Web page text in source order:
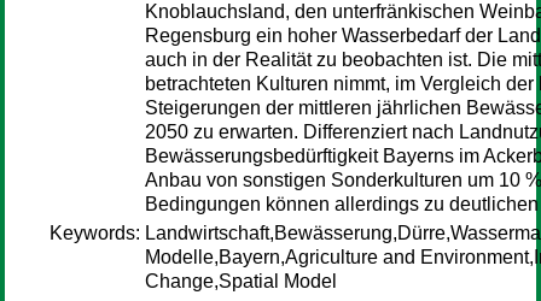
Knoblauchsland, den unterfränkischen
Regensburg ein hoher Wasserbedarf der
auch in der Realität zu beobachten ist. Die
betrachteten Kulturen nimmt, im Vergleich
Steigerungen der mittleren jährlichen
2050 zu erwarten. Differenziert nach
Bewässerungsbedürftigkeit Bayerns im
Anbau von sonstigen Sonderkulturen um 10
Bedingungen können allerdings zu
Keywords:
Modelle,Bayern,Agriculture and
Change,Spatial Model